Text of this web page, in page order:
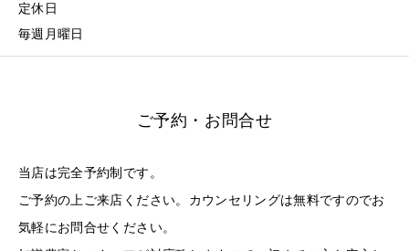
定休日
毎週月曜日
ご予約・お問合せ
当店は完全予約制です。
ご予約の上ご来店ください。カウンセリングは無料ですのでお
気軽にお問合せください。